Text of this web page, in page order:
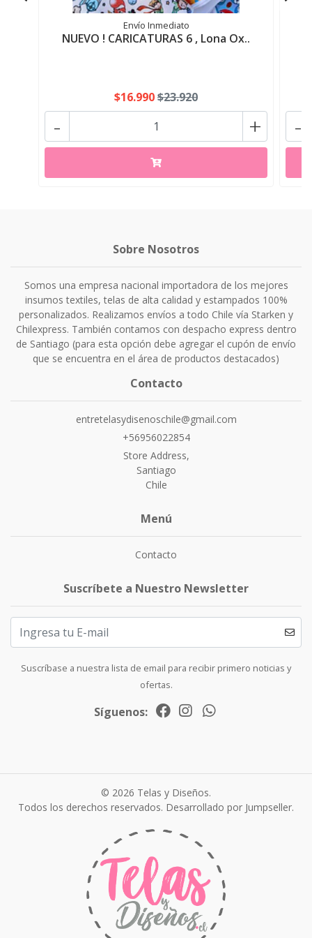
Envío Inmediato
NUEVO ! CARICATURAS 6 , Lona Ox..
$16.990$23.920
+
- -
Sobre Nosotros
Somos una empresa nacional importadora de los mejores
insumos textiles, telas de alta calidad y estampados 100%
personalizados. Realizamos envíos a todo Chile vía Starken y
Chilexpress. También contamos con despacho express dentro
de Santiago (para esta opción debe agregar el cupón de envío
que se encuentra en el área de productos destacados)
Contacto
entretelasydisenoschile@gmail.com
+56956022854
Store Address,
Santiago
Chile
Menú
Contacto
Suscríbete a Nuestro Newsletter
Suscríbase a nuestra lista de email para recibir primero noticias y
ofertas.
Síguenos:
© 2026 Telas y Diseños.
Todos los derechos reservados. Desarrollado por Jumpseller.